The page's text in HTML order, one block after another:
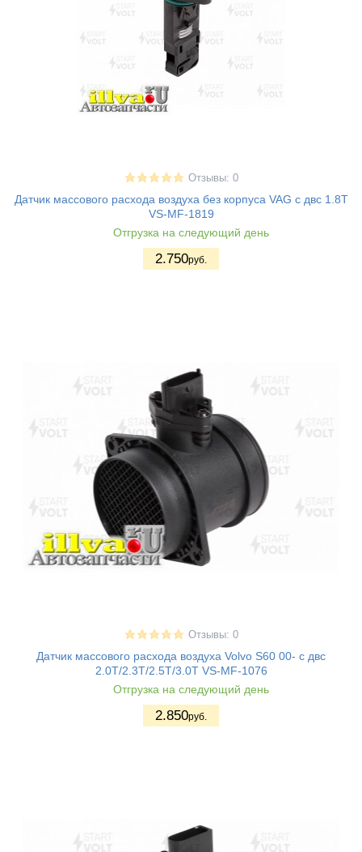
Отзывы: 0
Датчик массового расхода воздуха без корпуса VAG с двс 1.8T
VS-MF-1819
Отгрузка на следующий день
2.750руб.
Отзывы: 0
Датчик массового расхода воздуха Volvo S60 00- с двс
2.0T/2.3T/2.5T/3.0T VS-MF-1076
Отгрузка на следующий день
2.850руб.